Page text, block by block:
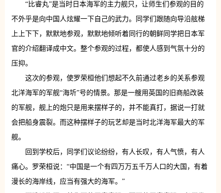
“比睿丸”是当时日本海军的主力舰只，让师生们参观的目的
不外乎是向中国人炫耀一下自己的武力。同学们跟随向导沿舷梯
上上下下，默默地参观，默默地倾听着同行的朝鲜同学把日本军
官的介绍翻译成中文。整个参观的过程，都使人感到气氛十分的
压抑。
这次的参观，使罗荣桓他们想起不久前通过老乡的关系参观
北洋海军的军舰“海圻”号的情景。那是一艘用英国的旧商船改装
的军舰，舰上的炮只是用来摆样子的，并不能真打，据说一打就
会把船身震裂。而这种摆样子的玩艺却是当时北洋海军最大的军
舰。
回到学校后，同学们议论纷纷，有人长叹，有人气愤，有人
痛心。罗荣桓说：“中国是一个有四万万五千万人口的大国，有着
漫长的海岸线，应当有强大的海军。”